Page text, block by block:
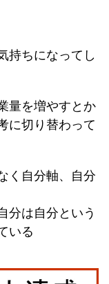
持ちになってし
量を増やすとか
に切り替わって
く自分軸、自分
分は自分という
いる